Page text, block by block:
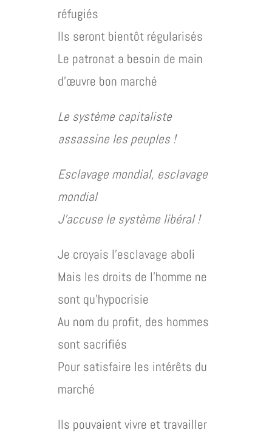
réfugiés
Ils seront bientôt régularisés
Le patronat a besoin de main
d’œuvre bon marché
Le système capitaliste
assassine les peuples !
Esclavage mondial, esclavage
mondial
J’accuse le système libéral !
Je croyais l’esclavage aboli
Mais les droits de l’homme ne
sont qu’hypocrisie
Au nom du profit, des hommes
sont sacrifiés
Pour satisfaire les intérêts du
marché
Ils pouvaient vivre et travailler